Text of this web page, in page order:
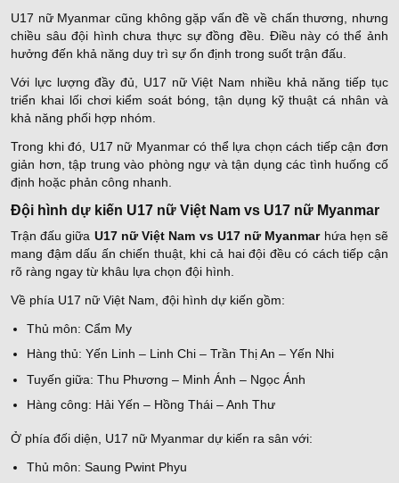
U17 nữ Myanmar cũng không gặp vấn đề về chấn thương, nhưng
chiều sâu đội hình chưa thực sự đồng đều. Điều này có thể ảnh
hưởng đến khả năng duy trì sự ổn định trong suốt trận đấu.
Với lực lượng đầy đủ, U17 nữ Việt Nam nhiều khả năng tiếp tục
triển khai lối chơi kiểm soát bóng, tận dụng kỹ thuật cá nhân và
khả năng phối hợp nhóm.
Trong khi đó, U17 nữ Myanmar có thể lựa chọn cách tiếp cận đơn
giản hơn, tập trung vào phòng ngự và tận dụng các tình huống cố
định hoặc phản công nhanh.
Đội hình dự kiến U17 nữ Việt Nam vs U17 nữ Myanmar
Trận đấu giữa U17 nữ Việt Nam vs U17 nữ Myanmarhứa hẹn sẽ
mang đậm dấu ấn chiến thuật, khi cả hai đội đều có cách tiếp cận
rõ ràng ngay từ khâu lựa chọn đội hình.
Về phía U17 nữ Việt Nam, đội hình dự kiến gồm:
Thủ môn: Cẩm My
Hàng thủ: Yến Linh – Linh Chi – Trần Thị An – Yến Nhi
Tuyến giữa: Thu Phương – Minh Ánh – Ngọc Ánh
Hàng công: Hải Yến – Hồng Thái – Anh Thư
Ở phía đối diện, U17 nữ Myanmar dự kiến ra sân với:
Thủ môn: Saung Pwint Phyu